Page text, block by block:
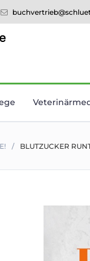
BLUTZUCKER